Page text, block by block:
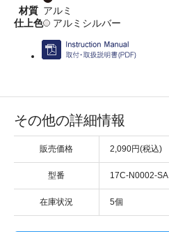
材質 アルミ
仕上色
アルミシルバー
その他の詳細情報
販売価格 2,090円(税込)
型番 17C-N0002-SA
在庫状況 5個